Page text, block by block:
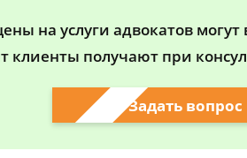
на услуги адвокатов могут
клиенты получают при
Задать вопрос